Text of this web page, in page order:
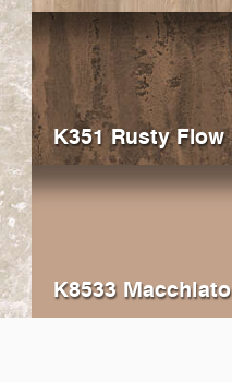
K351 Rusty Flow
K8533 Macchiato